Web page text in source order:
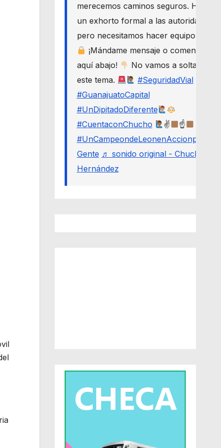
merecemos caminos seguros. Haré
un exhorto formal a las autoridades,
pero necesitamos hacer equipo.
¡Mándame mensaje o comenta
aquí abajo!
No vamos a soltar
este tema.
#SeguridadVial
#GuanajuatoCapital
#UnDipitadoDiferente
#CuentaconChucho
✌
☝
#UnCampeondeLeonenAccionporLa
Gente ♬ sonido original - Chucho
Hernández